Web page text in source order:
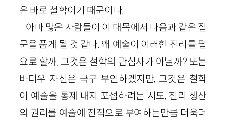
은 바로 철학이기 때문이다.
아마 많은 사람들이 이 대목에서 다음과 같은 질
문을 품게 될 것 같다. 왜 예술이 이러한 진리를 필
요로 할까, 그것은 철학의 관심사가 아닐까? 또는
바디우 자신은 극구 부인하겠지만, 그것은 철학
이 예술을 통제 내지 포섭하려는 시도, 진리 생산
의 권리를 예술에 전적으로 부여하는만큼 더욱더